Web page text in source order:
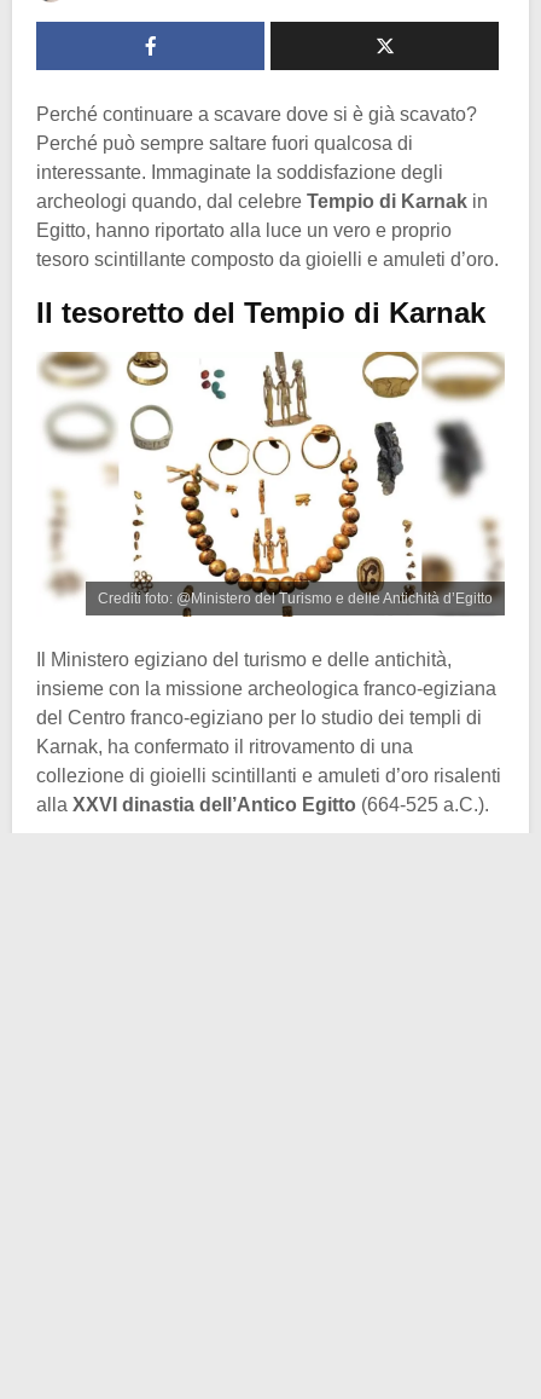
Perché continuare a scavare dove si è già scavato?
Perché può sempre saltare fuori qualcosa di
interessante. Immaginate la soddisfazione degli
archeologi quando, dal celebre Tempio di Karnak in
Egitto, hanno riportato alla luce un vero e proprio
tesoro scintillante composto da gioielli e amuleti d’oro.
Il tesoretto del Tempio di Karnak
Crediti foto: @Ministero del Turismo e delle Antichità d’Egitto
Il Ministero egiziano del turismo e delle antichità,
insieme con la missione archeologica franco-egiziana
del Centro franco-egiziano per lo studio dei templi di
Karnak, ha confermato il ritrovamento di una
collezione di gioielli scintillanti e amuleti d’oro risalenti
alla XXVI dinastia dell’Antico Egitto (664-525 a.C.).